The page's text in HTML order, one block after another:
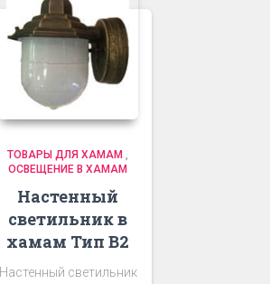
ТОВАРЫ ДЛЯ ХАМАМ ,
ОСВЕЩЕНИЕ В ХАМАМ
Настенный
светильник в
хамам Тип В2
Настенный светильник